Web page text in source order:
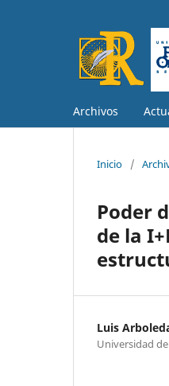
Archivos
Inicio /
Poder
de la
Luis
Universidad de